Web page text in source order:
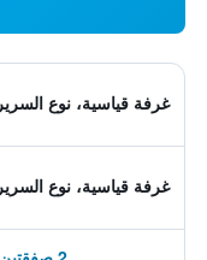
غرفة قياسية، نوع
غرفة قياسية، نوع